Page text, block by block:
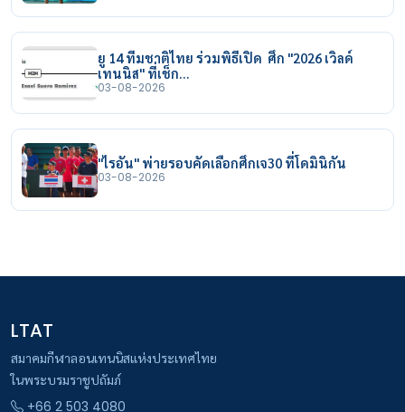
ยู 14 ทีมชาติไทย ร่วมพิธีเปิด ศึก "2026 เวิลด์
เทนนิส" ที่เช็ก…
03-08-2026
"ไรอัน" พ่ายรอบคัดเลือกศึกเจ30 ที่โดมินิกัน
03-08-2026
LTAT
สมาคมกีฬาลอนเทนนิสแห่งประเทศไทย
ในพระบรมราชูปถัมภ์
+66 2 503 4080